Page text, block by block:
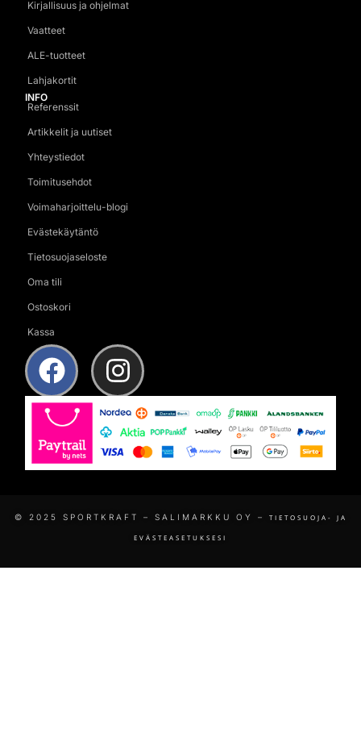
Kirjallisuus ja ohjelmat
Vaatteet
ALE-tuotteet
Lahjakortit
INFO
Referenssit
Artikkelit ja uutiset
Yhteystiedot
Toimitusehdot
Voimaharjoittelu-blogi
Evästekäytäntö
Tietosuojaseloste
Oma tili
Ostoskori
Kassa
© 2025 SPORTKRAFT – SALIMARKKU OY – TIETOSUOJA- JA
EVÄSTEASETUKSESI